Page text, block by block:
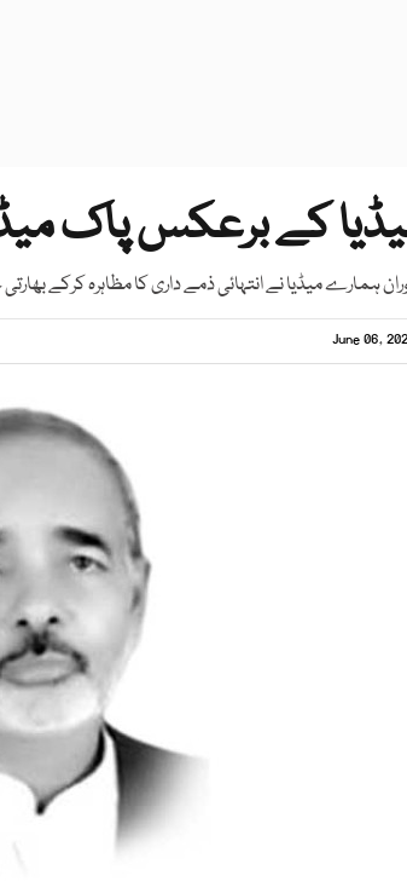
کے برعکس پاک
ہمارے میڈیا نے انتہائی ذمے داری کا مظاہرہ کرکے
June 06,